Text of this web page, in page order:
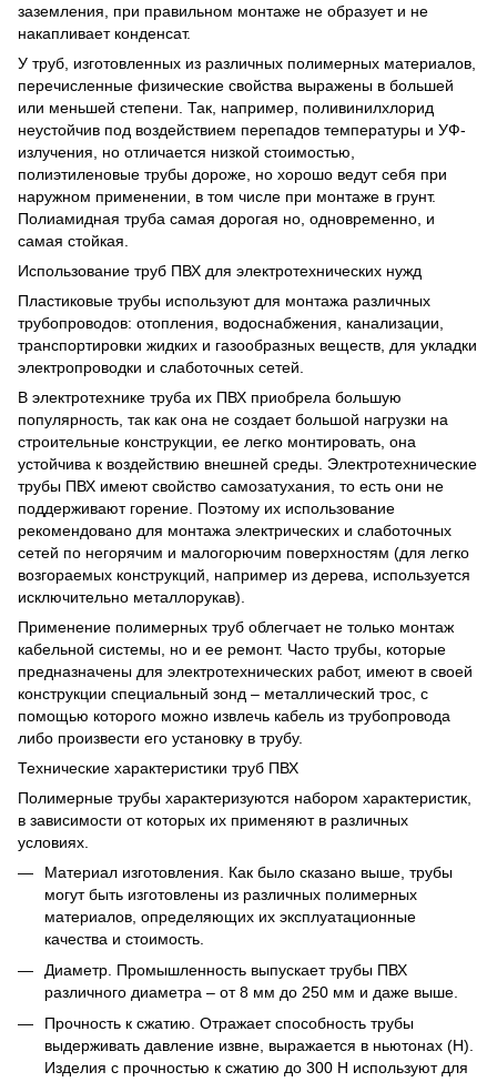
заземления, при правильном монтаже не образует и не
накапливает конденсат.
У труб, изготовленных из различных полимерных материалов,
перечисленные физические свойства выражены в большей
или меньшей степени. Так, например, поливинилхлорид
неустойчив под воздействием перепадов температуры и УФ-
излучения, но отличается низкой стоимостью,
полиэтиленовые трубы дороже, но хорошо ведут себя при
наружном применении, в том числе при монтаже в грунт.
Полиамидная труба самая дорогая но, одновременно, и
самая стойкая.
Использование труб ПВХ для электротехнических нужд
Пластиковые трубы используют для монтажа различных
трубопроводов: отопления, водоснабжения, канализации,
транспортировки жидких и газообразных веществ, для укладки
электропроводки и слаботочных сетей.
В электротехнике труба их ПВХ приобрела большую
популярность, так как она не создает большой нагрузки на
строительные конструкции, ее легко монтировать, она
устойчива к воздействию внешней среды. Электротехнические
трубы ПВХ имеют свойство самозатухания, то есть они не
поддерживают горение. Поэтому их использование
рекомендовано для монтажа электрических и слаботочных
сетей по негорячим и малогорючим поверхностям (для легко
возгораемых конструкций, например из дерева, используется
исключительно металлорукав).
Применение полимерных труб облегчает не только монтаж
кабельной системы, но и ее ремонт. Часто трубы, которые
предназначены для электротехнических работ, имеют в своей
конструкции специальный зонд – металлический трос, с
помощью которого можно извлечь кабель из трубопровода
либо произвести его установку в трубу.
Технические характеристики труб ПВХ
Полимерные трубы характеризуются набором характеристик,
в зависимости от которых их применяют в различных
условиях.
Материал изготовления. Как было сказано выше, трубы
могут быть изготовлены из различных полимерных
материалов, определяющих их эксплуатационные
качества и стоимость.
Диаметр. Промышленность выпускает трубы ПВХ
различного диаметра – от 8 мм до 250 мм и даже выше.
Прочность к сжатию. Отражает способность трубы
выдерживать давление извне, выражается в ньютонах (Н).
Изделия с прочностью к сжатию до 300 Н используют для